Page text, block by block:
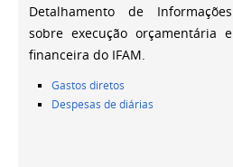
Detalhamento de Informações
sobre execução orçamentária e
financeira do IFAM.
Gastos diretos
Despesas de diárias